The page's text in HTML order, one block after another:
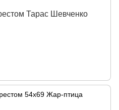
Тарас Шевченко